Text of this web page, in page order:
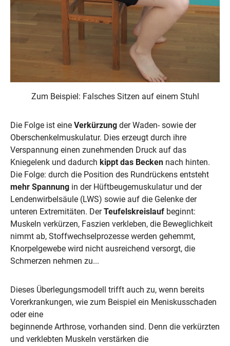
Zum Beispiel: Falsches Sitzen auf einem Stuhl
Die Folge ist eine Verkürzung der Waden- sowie der
Oberschenkelmuskulatur. Dies erzeugt durch ihre
Verspannung einen zunehmenden Druck auf das
Kniegelenk und dadurch kippt das Becken nach hinten.
mehr Spannung in der Hüftbeugemuskulatur und der
Lendenwirbelsäule (LWS) sowie auf die Gelenke der
unteren Extremitäten. Der Teufelskreislauf beginnt:
Muskeln verkürzen, Faszien verkleben, die Beweglichkeit
nimmt ab, Stoffwechselprozesse werden gehemmt,
Knorpelgewebe wird nicht ausreichend versorgt, die
Schmerzen nehmen zu...
Dieses Überlegungsmodell trifft auch zu, wenn bereits
Vorerkrankungen, wie zum Beispiel ein Meniskusschaden
oder eine
beginnende Arthrose, vorhanden sind. Denn die verkürzten
und verklebten Muskeln verstärken die